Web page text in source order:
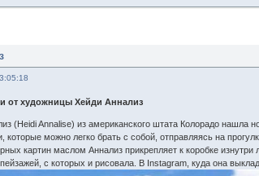
от художницы Хейди Аннализ
(Heidi Annalise) из американского штата Колорадо
которые можно легко брать с собой, отправляясь на
картин маслом Аннализ прикрепляет к коробке
с которых и рисовала. В Instagram, куда она